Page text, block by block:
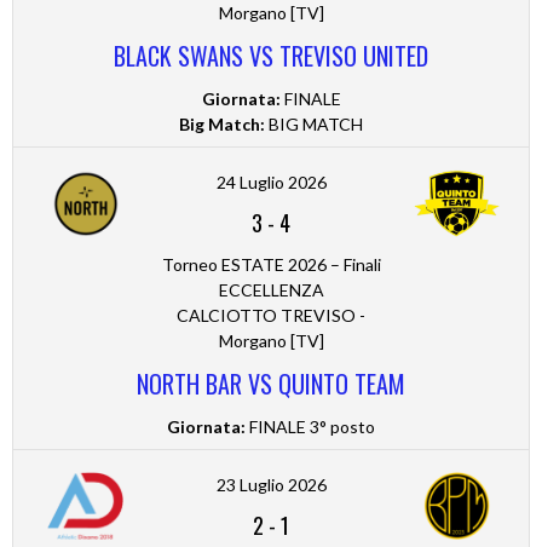
Morgano [TV]
BLACK SWANS VS TREVISO UNITED
Giornata: FINALE
Big Match: BIG MATCH
24 Luglio 2026
3 - 4
Torneo ESTATE 2026 – Finali
ECCELLENZA
CALCIOTTO TREVISO -
Morgano [TV]
NORTH BAR VS QUINTO TEAM
Giornata: FINALE 3° posto
23 Luglio 2026
2 -1